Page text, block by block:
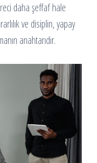
daha şeffaf hale
ve disiplin, yapay
anahtarıdır.